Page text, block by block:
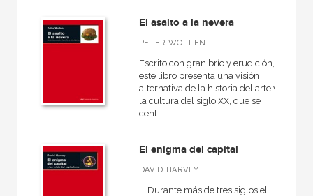
El asalto a la nevera
PETER WOLLEN
Escrito con gran brío y erudición,
este libro presenta una visión
alternativa de la historia del arte y
la cultura del siglo XX, que se
cent...
El enigma del capital
DAVID HARVEY
Durante más de tres siglos el